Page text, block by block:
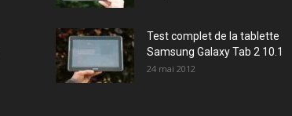
Test complet de la tablette
Samsung Galaxy Tab 2 10.1
24 mai 2012